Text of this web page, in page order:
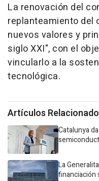
La renovación del
replanteamiento del
nuevos valores y
siglo XXI", con el
vincularlo a la
tecnológica.
Artículos
Catalunya
La
financiación